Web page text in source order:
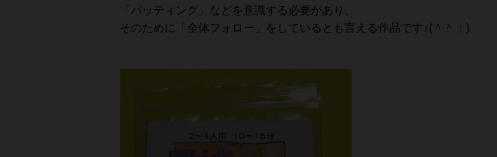
「バッティング」などを意識する必要があり、
そのために「全体フォロー」をしているとも言える作品です♪(＾＾；)